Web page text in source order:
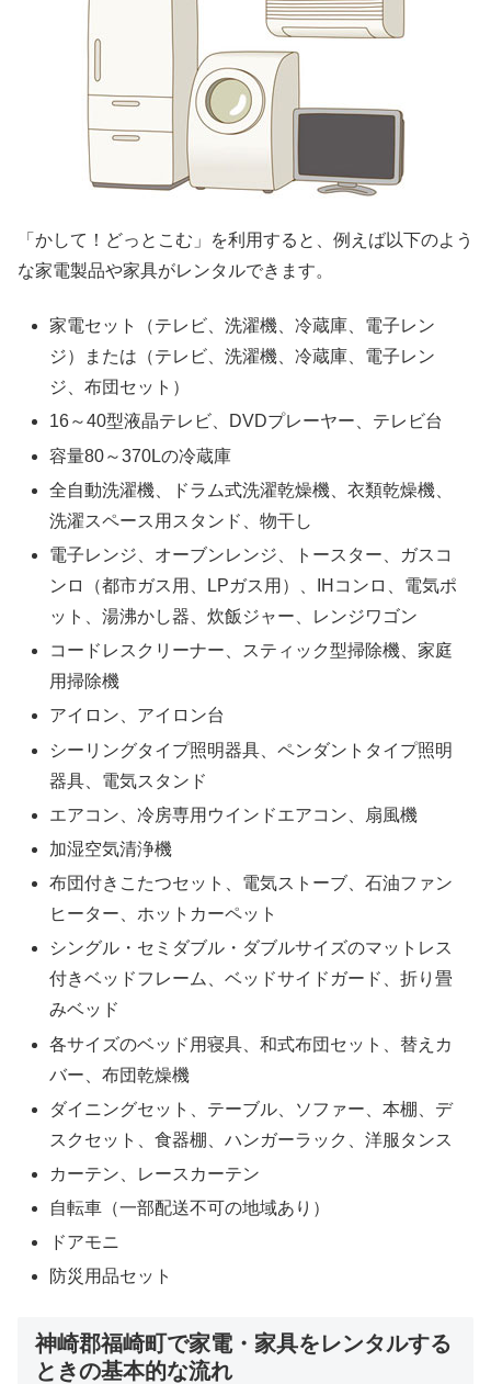
「かして！どっとこむ」を利用すると、例えば以下のよう
な家電製品や家具がレンタルできます。
家電セット（テレビ、洗濯機、冷蔵庫、電子レン
ジ）または（テレビ、洗濯機、冷蔵庫、電子レン
ジ、布団セット）
16～40型液晶テレビ、DVDプレーヤー、テレビ台
容量80～370Lの冷蔵庫
全自動洗濯機、ドラム式洗濯乾燥機、衣類乾燥機、
洗濯スペース用スタンド、物干し
電子レンジ、オーブンレンジ、トースター、ガスコ
ンロ（都市ガス用、LPガス用）、IHコンロ、電気ポ
ット、湯沸かし器、炊飯ジャー、レンジワゴン
コードレスクリーナー、スティック型掃除機、家庭
用掃除機
アイロン、アイロン台
シーリングタイプ照明器具、ペンダントタイプ照明
器具、電気スタンド
エアコン、冷房専用ウインドエアコン、扇風機
加湿空気清浄機
布団付きこたつセット、電気ストーブ、石油ファン
ヒーター、ホットカーペット
シングル・セミダブル・ダブルサイズのマットレス
付きベッドフレーム、ベッドサイドガード、折り畳
みベッド
各サイズのベッド用寝具、和式布団セット、替えカ
バー、布団乾燥機
ダイニングセット、テーブル、ソファー、本棚、デ
スクセット、食器棚、ハンガーラック、洋服タンス
カーテン、レースカーテン
自転車（一部配送不可の地域あり）
ドアモニ
防災用品セット
神崎郡福崎町で家電・家具をレンタルする
ときの基本的な流れ